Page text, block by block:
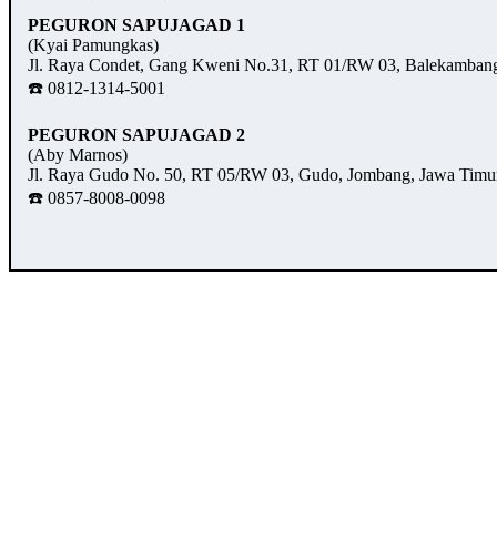
PEGURON SAPUJAGAD 1
(Kyai Pamungkas)
Jl. Raya Condet, Gang Kweni No.31, RT 01/RW 03,
☎️ 0812-1314-5001
PEGURON SAPUJAGAD 2
(Aby Marnos)
Jl. Raya Gudo No. 50, RT 05/RW 03, Gudo, Jombang, Jawa
☎️ 0857-8008-0098